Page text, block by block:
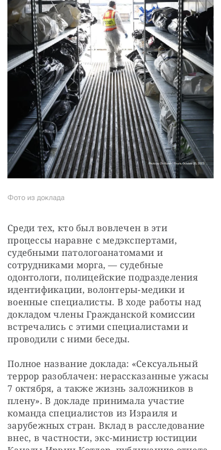
Фото из доклада
Среди тех, кто был вовлечен в эти
процессы наравне с медэкспертами,
судебными патологоанатомами и
сотрудниками морга, — судебные
одонтологи, полицейские подразделения
идентификации, волонтеры-медики и
военные специалисты. В ходе работы над
докладом члены Гражданской комиссии
встречались с этими специалистами и
проводили с ними беседы.
Полное название доклада: «Сексуальный
террор разоблачен: нерассказанные ужасы
7 октября, а также жизнь заложников в
плену». В докладе принимала участие
команда специалистов из Израиля и
зарубежных стран. Вклад в расследование
внес, в частности, экс-министр юстиции